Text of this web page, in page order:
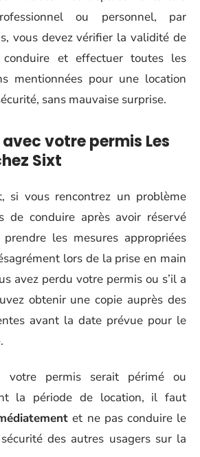
ou personnel, par
vous devez vérifier la validité de
et effectuer toutes les
mentionnées pour une location
sans mauvaise surprise.
votre permis Les
Sixt
si vous rencontrez un problème
de conduire après avoir réservé
les mesures appropriées
lors de la prise en main
avez perdu votre permis ou s’il a
obtenir une copie auprès des
avant la date prévue pour le
permis serait périmé ou
la période de location, il faut
et ne pas conduire le
des autres usagers sur la